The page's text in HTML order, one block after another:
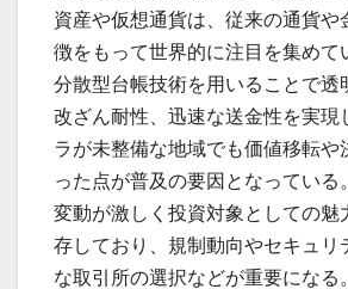
資産や仮想通貨は、従来の通貨や
徴をもって世界的に注目を集めて
分散型台帳技術を用いることで透
改ざん耐性、迅速な送金性を実現
ラが未整備な地域でも価値移転や
った点が普及の要因となっている
変動が激しく投資対象としての魅
存しており、規制動向やセキュリ
な取引所の選択などが重要になる